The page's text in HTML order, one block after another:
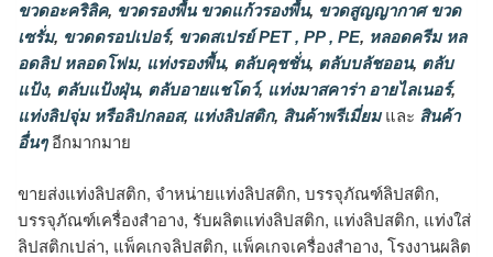
ขวดอะคริลิค, ขวดรองพื้น ขวดแก้วรองพื้น, ขวดสูญญากาศ ขวด
เซรั่ม, ขวดดรอปเปอร์, ขวดสเปรย์ PET , PP , PE, หลอดครีม หล
อดลิป หลอดโฟม, แท่งรองพื้น, ตลับคุชชั่น, ตลับบลัชออน, ตลับ
แป้ง, ตลับแป้งฝุ่น, ตลับอายแชโดว์, แท่งมาสคาร่า อายไลเนอร์,
แท่งลิปจุ่ม หรือลิปกลอส, แท่งลิปสติก, สินค้าพรีเมี่ยมและ สินค้า
อื่นๆอีกมากมาย
ขายส่งแท่งลิปสติก, จำหน่ายแท่งลิปสติก, บรรจุภัณฑ์ลิปสติก,
บรรจุภัณฑ์เครื่องสำอาง, รับผลิตแท่งลิปสติก, แท่งลิปสติก, แท่งใส่
ลิปสติกเปล่า, แพ็คเกจลิปสติก, แพ็คเกจเครื่องสำอาง, โรงงานผลิต